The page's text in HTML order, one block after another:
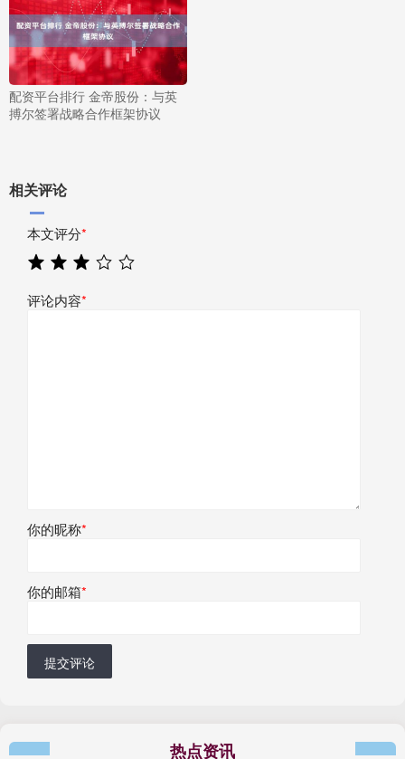
配资平台排行 金帝股份：与英
搏尔签署战略合作框架协议
相关评论
本文评分*
评论内容*
你的昵称*
你的邮箱*
提交评论
热点资讯